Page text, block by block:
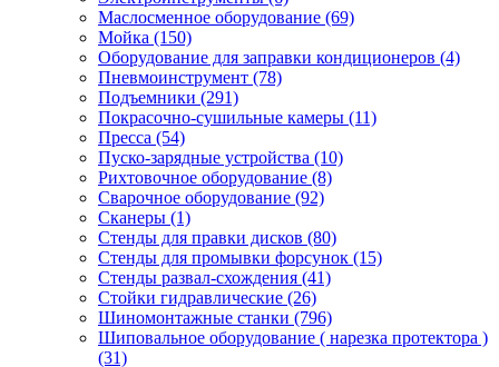
Маслосменное оборудование (69)
Мойка (150)
Оборудование для заправки кондиционеров (4)
Пневмоинструмент (78)
Подъемники (291)
Покрасочно-сушильные камеры (11)
Пресса (54)
Пуско-зарядные устройства (10)
Рихтовочное оборудование (8)
Сварочное оборудование (92)
Сканеры (1)
Стенды для правки дисков (80)
Стенды для промывки форсунок (15)
Стенды развал-схождения (41)
Стойки гидравлические (26)
Шиномонтажные станки (796)
Шиповальное оборудование ( нарезка протектора )
(31)